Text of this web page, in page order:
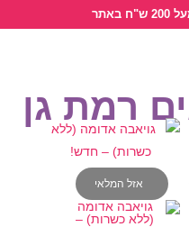
רמת גן
אזל המלאי